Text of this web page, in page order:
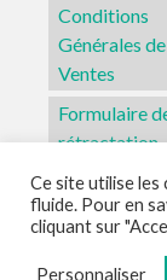
Conditions
Générales de
Ventes
Formulaire
rétractation
Sites amis Plan
Ce site utilise
fluide. Pour en
cliquant sur
Personnaliser